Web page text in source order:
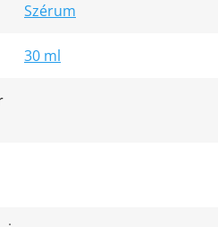
Szérum
30 ml